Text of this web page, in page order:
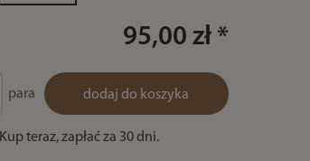
95,00 zł *
para dodaj do koszyka
Kup teraz, zapłać za 30 dni.